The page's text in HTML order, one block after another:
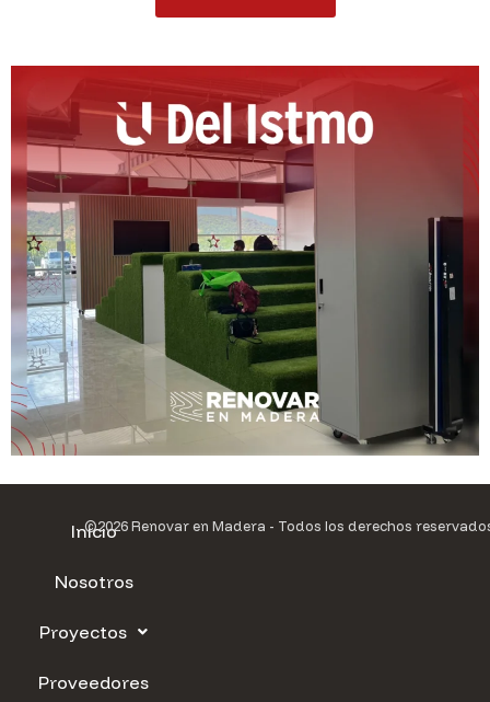
Inicio
Nosotros
Proyectos
Proveedores
©2026 Renovar en Madera - Todos los derechos